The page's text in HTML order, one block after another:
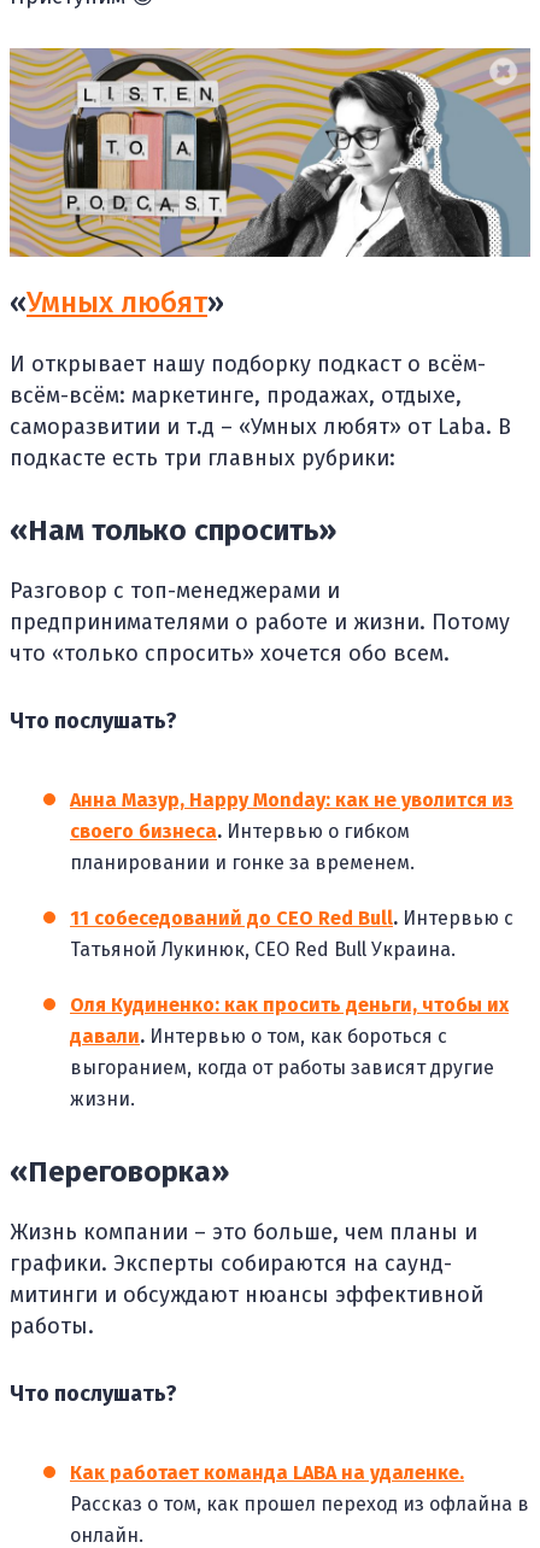
«Умных любят»
И открывает нашу подборку подкаст о всём-
всём-всём: маркетинге, продажах, отдыхе,
саморазвитии и т.д – «Умных любят» от Laba. В
подкасте есть три главных рубрики:
«Нам только спросить»
Разговор с топ-менеджерами и
предпринимателями о работе и жизни. Потому
что «только спросить» хочется обо всем.
Что послушать?
Анна Мазур, Happy Monday: как не уволится из
своего бизнеса. Интервью о гибком
планировании и гонке за временем.
11 собеседований до CEO Red Bull. Интервью с
Татьяной Лукинюк, CEO Red Bull Украина.
Оля Кудиненко: как просить деньги, чтобы их
давали. Интервью о том, как бороться с
выгоранием, когда от работы зависят другие
жизни.
«Переговорка»
Жизнь компании – это больше, чем планы и
графики. Эксперты собираются на саунд-
митинги и обсуждают нюансы эффективной
работы.
Что послушать?
Как работает команда LABA на удаленке.
Рассказ о том, как прошел переход из офлайна в
онлайн.